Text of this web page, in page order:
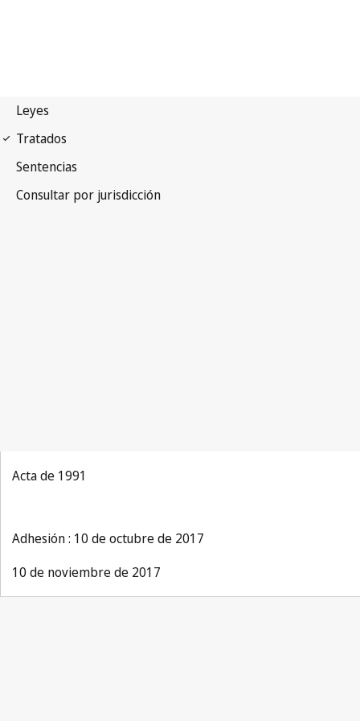
Acta de 1991
Adhesión : 10 de octubre de 2017
10 de noviembre de 2017